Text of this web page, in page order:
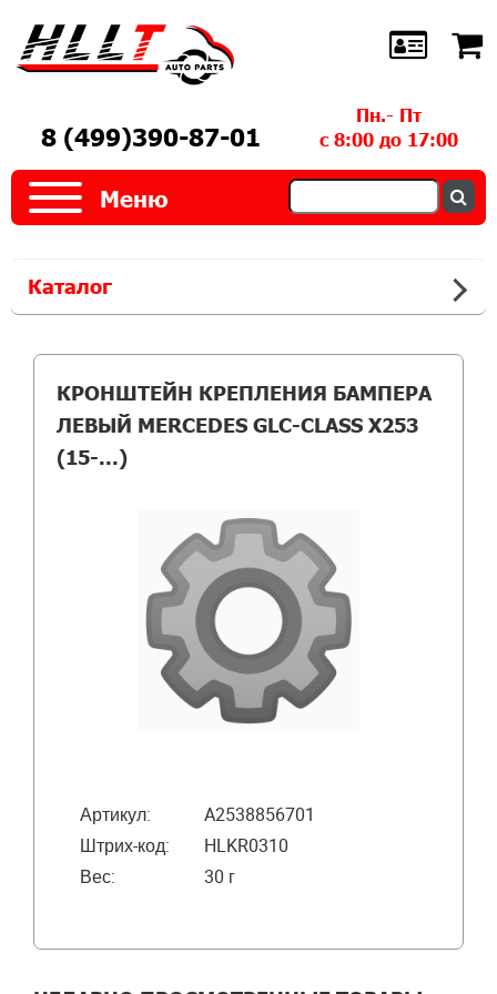
8 (499)390-87-01
Пн.- Пт
с 8:00 до 17:00
Меню
Каталог
КРОНШТЕЙН КРЕПЛЕНИЯ БАМПЕРА
ЛЕВЫЙ MERCEDES GLC-CLASS X253
(15-...)
Артикул:
A2538856701
Штрих-код:
HLKR0310
Вес:
30 г